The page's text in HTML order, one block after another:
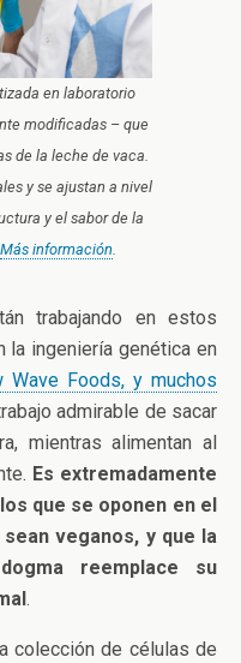
en laboratorio
modificadas – que
de la leche de vaca.
y se ajustan a nivel
y el sabor de la
Más información.
trabajando en estos
la ingeniería genética en
Wave Foods, y muchos
admirable de sacar
mientras alimentan al
Es extremadamente
que se oponen en el
veganos, y que la
reemplace su
.
colección de células de